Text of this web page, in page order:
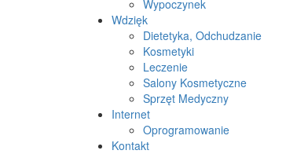
Wypoczynek
Wdzięk
Dietetyka, Odchudzanie
Kosmetyki
Leczenie
Salony Kosmetyczne
Sprzęt Medyczny
Internet
Oprogramowanie
Kontakt